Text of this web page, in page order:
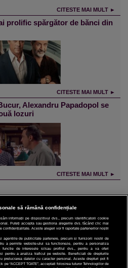
CITESTE MAI MULT ►
prolific spărgător de bănci din
CITESTE MAI MULT ►
Alexandru Papadopol se
lozuri
CITESTE MAI MULT ►
să rămână confidențiale
informații pe dispozitivul dvs., precum identificatorii cookie
Puteți accepta sau gestiona alegerile dvs. făcând clic mai
Aceste alegeri vor fi raportate partenerilor noștri
agentiile de publicitate partenere, precum si furnizorii nostri de
a permite website-ului sa functioneze, pentru a personaliza
functie de interesele si/sau profilul dvs., pentru a va oferi
pentru a analiza traficul pe website. Beneficiati de drepturile
prelucrarea datelor cu caracter personal. Aceste drepturi pot fi
pe “ACCEPT TOATE”, acceptati folosirea tuturor Tehnologiilor de